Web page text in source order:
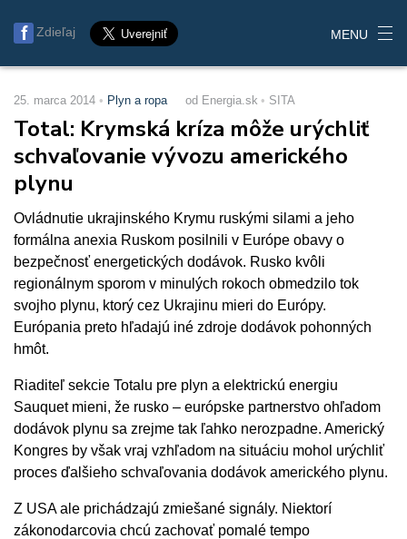
Zdieľaj MENU
25. marca 2014 Plyn a ropa od Energia.sk SITA
Total: Krymská kríza môže urýchliť
schvaľovanie vývozu amerického
plynu
Ovládnutie ukrajinského Krymu ruskými silami a jeho
formálna anexia Ruskom posilnili v Európe obavy o
bezpečnosť energetických dodávok. Rusko kvôli
regionálnym sporom v minulých rokoch obmedzilo tok
svojho plynu, ktorý cez Ukrajinu mieri do Európy.
Európania preto hľadajú iné zdroje dodávok pohonných
hmôt.
Riaditeľ sekcie Totalu pre plyn a elektrickú energiu
Sauquet mieni, že rusko – európske partnerstvo ohľadom
dodávok plynu sa zrejme tak ľahko nerozpadne. Americký
Kongres by však vraj vzhľadom na situáciu mohol urýchliť
proces ďalšieho schvaľovania dodávok amerického plynu.
Z USA ale prichádzajú zmiešané signály. Niektorí
zákonodarcovia chcú zachovať pomalé tempo